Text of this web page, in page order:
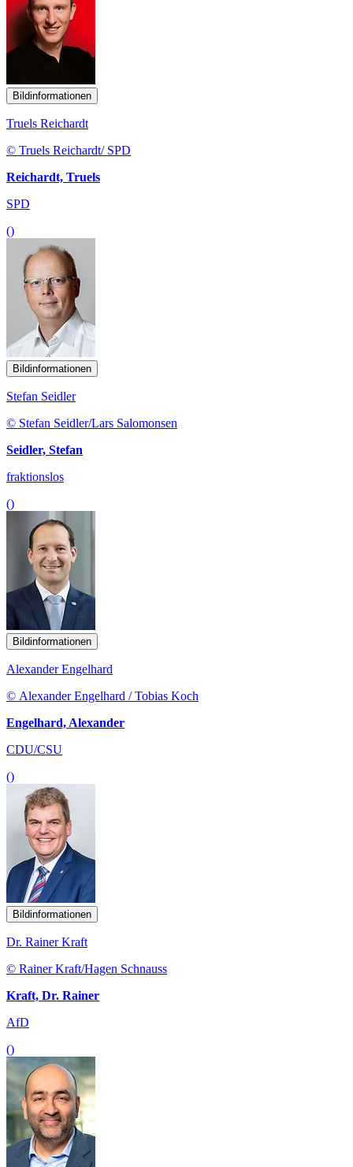
Bildinformationen
Truels Reichardt
© Truels Reichardt/ SPD
Reichardt, Truels
SPD
()
Bildinformationen
Stefan Seidler
© Stefan Seidler/Lars Salomonsen
Seidler, Stefan
fraktionslos
()
Bildinformationen
Alexander Engelhard
© Alexander Engelhard / Tobias Koch
Engelhard, Alexander
CDU/CSU
()
Bildinformationen
Dr. Rainer Kraft
© Rainer Kraft/Hagen Schnauss
Kraft, Dr. Rainer
AfD
()